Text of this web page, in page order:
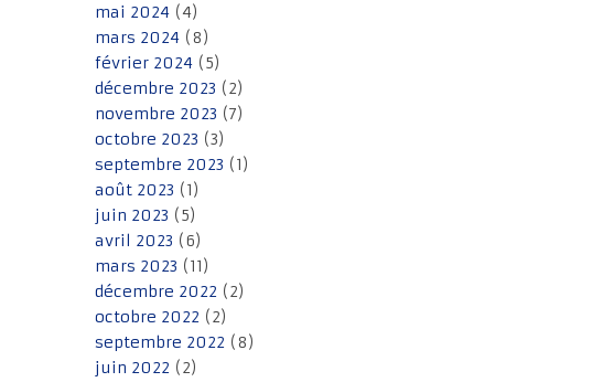
mai 2024 (4)
mars 2024 (8)
février 2024 (5)
décembre 2023 (2)
novembre 2023 (7)
octobre 2023 (3)
septembre 2023 (1)
août 2023 (1)
juin 2023 (5)
avril 2023 (6)
mars 2023 (11)
décembre 2022 (2)
octobre 2022 (2)
septembre 2022 (8)
juin 2022 (2)